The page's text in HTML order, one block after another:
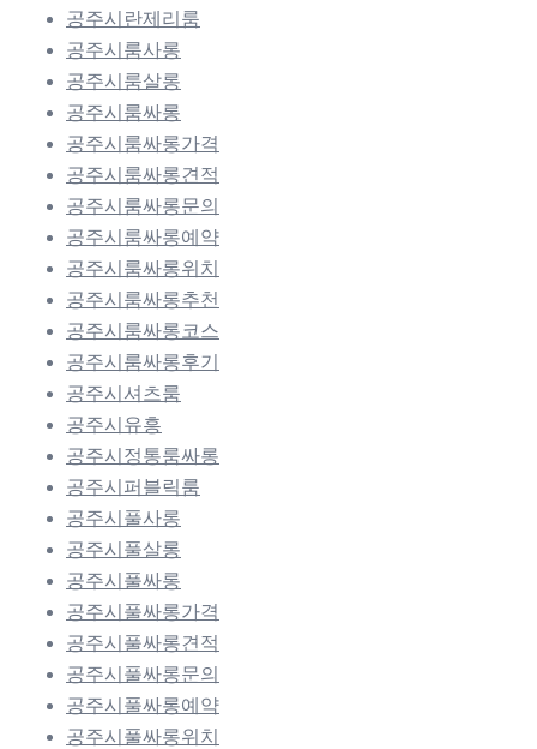
공주시란제리룸
공주시룸사롱
공주시룸살롱
공주시룸싸롱
공주시룸싸롱가격
공주시룸싸롱견적
공주시룸싸롱문의
공주시룸싸롱예약
공주시룸싸롱위치
공주시룸싸롱추천
공주시룸싸롱코스
공주시룸싸롱후기
공주시셔츠룸
공주시유흥
공주시정통룸싸롱
공주시퍼블릭룸
공주시풀사롱
공주시풀살롱
공주시풀싸롱
공주시풀싸롱가격
공주시풀싸롱견적
공주시풀싸롱문의
공주시풀싸롱예약
공주시풀싸롱위치